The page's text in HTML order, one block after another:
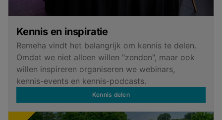
Kennis en inspiratie
Remeha vindt het belangrijk om kennis te delen.
Omdat we niet alleen willen "zenden", maar ook
willen inspireren organiseren we webinars,
kennis-events en kennis-podcasts.
Kennis delen